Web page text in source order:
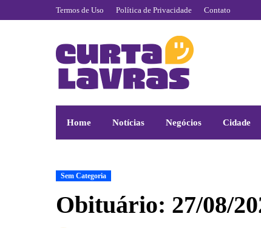
Termos de Uso Política de Privacidade Contato
Home Notícias Negócios Cidade
Sem Categoria
Obituário: 27/08/